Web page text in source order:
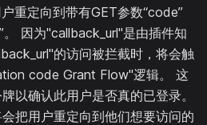
重定向到带有GET参数“code”
。 因为"callback_url"是由插件知
的访问被拦截时，将会触
code Grant Flow"逻辑。 这
以确认此用户是否真的已登录。
把用户重定向到他们想要访问的